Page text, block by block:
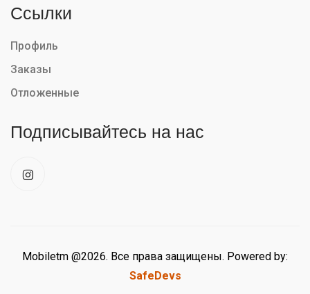
Ссылки
Профиль
Заказы
Отложенные
Подписывайтесь на нас
Mobiletm @2026. Все права защищены. Powered by:
SafeDevs